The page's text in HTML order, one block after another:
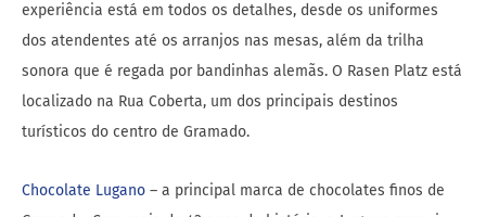
experiência está em todos os detalhes, desde os uniformes
dos atendentes até os arranjos nas mesas, além da trilha
sonora que é regada por bandinhas alemãs. O Rasen Platz está
localizado na Rua Coberta, um dos principais destinos
turísticos do centro de Gramado.
Chocolate Lugano – a principal marca de chocolates finos de